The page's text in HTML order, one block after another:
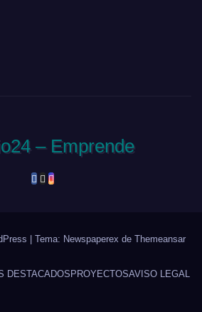
Tema: Newspaperex de Themeansar
DESTACADOSPROYECTOSAVISO LEGAL